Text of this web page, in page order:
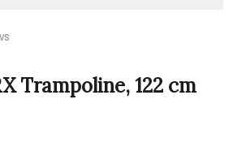
Trampoline, 122 cm